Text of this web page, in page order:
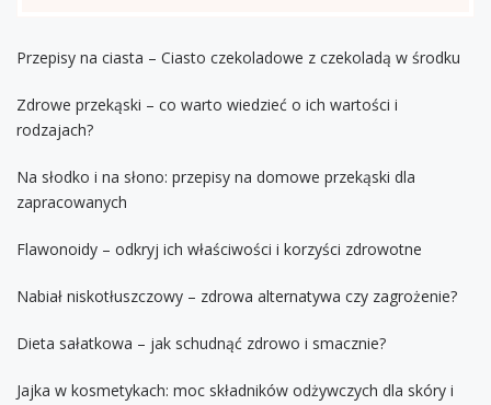
Przepisy na ciasta – Ciasto czekoladowe z czekoladą w środku
Zdrowe przekąski – co warto wiedzieć o ich wartości i
rodzajach?
Na słodko i na słono: przepisy na domowe przekąski dla
zapracowanych
Flawonoidy – odkryj ich właściwości i korzyści zdrowotne
Nabiał niskotłuszczowy – zdrowa alternatywa czy zagrożenie?
Dieta sałatkowa – jak schudnąć zdrowo i smacznie?
Jajka w kosmetykach: moc składników odżywczych dla skóry i